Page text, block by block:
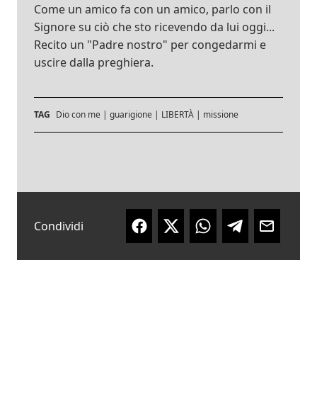
Come un amico fa con un amico, parlo con il
Signore su ciò che sto ricevendo da lui oggi...
Recito un "Padre nostro" per congedarmi e
uscire dalla preghiera.
TAG Dio con me | guarigione | LIBERTÀ | missione
Condividi